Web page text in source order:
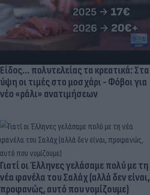
Είδος... πολυτελείας τα κρεατικά: Στα
ύψη οι τιμές στο μοσχάρι - Φόβοι για
νέο «ράλι» ανατιμήσεων
Γιατί οι Έλληνες γελάσαμε πολύ με τη
νέα φανέλα του Σαλάχ (αλλά δεν είναι,
προφανώς, αυτό που νομίζουμε)